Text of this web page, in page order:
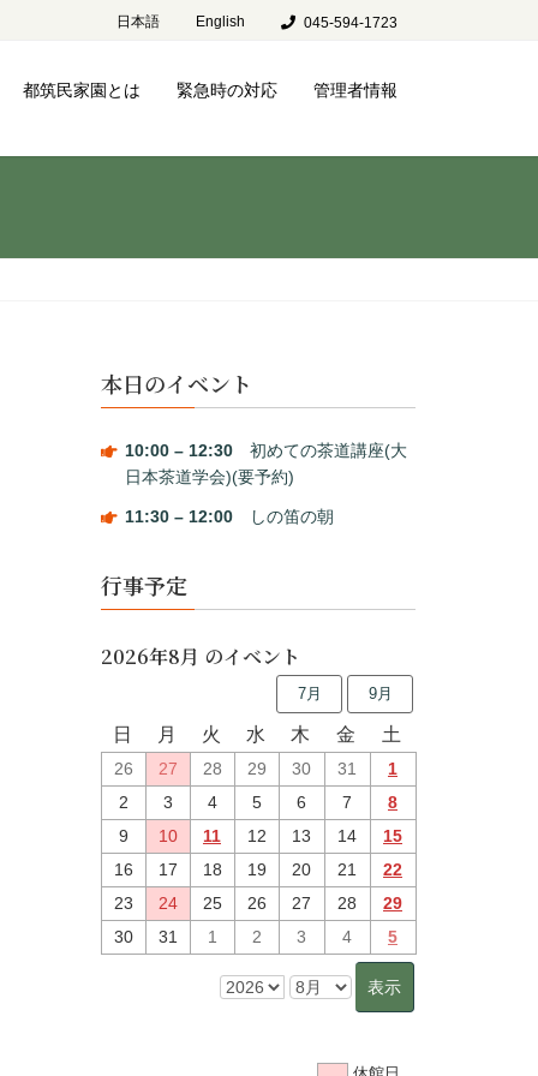
日本語 English 045-594-1723
都筑民家園とは 緊急時の対応 管理者情報
本日のイベント
10:00 – 12:30初めての茶道講座(大
日本茶道学会)(要予約)
11:30 – 12:00しの笛の朝
行事予定
2026年8月 のイベント
7月 9月
日 月 火 水 木 金 土
26 27 28 29 30 31
1
2
3 4 5 6 7
8
9
10 11 12 13 14
15
16
17 18 19 20 21
22
23
24 25 26 27 28
29
30
31 1 2 3 4 5